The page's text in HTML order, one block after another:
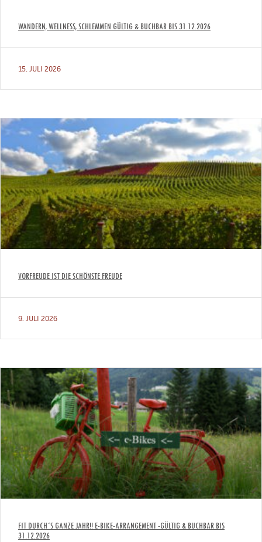
WANDERN, WELLNESS, SCHLEMMEN GÜLTIG & BUCHBAR BIS 31.12.2026
15. JULI 2026
VORFREUDE IST DIE SCHÖNSTE FREUDE
9. JULI 2026
FIT DURCH´S GANZE JAHR!! E-BIKE-ARRANGEMENT -GÜLTIG & BUCHBAR BIS
31.12.2026